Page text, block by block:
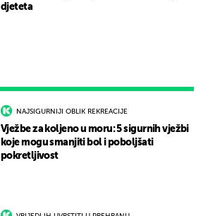
NAJSIGURNIJI OBLIK REKREACIJE
Vježbe za koljeno u moru: 5 sigurnih vježbi
koje mogu smanjiti bol i poboljšati
pokretljivost
djeteta